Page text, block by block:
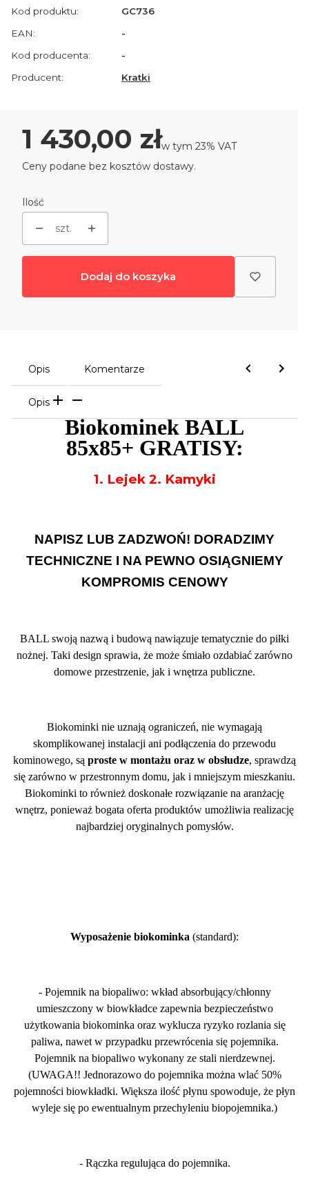
Kod produktu:
GC736
EAN:
-
Kod producenta:
-
Producent:
Kratki
Cena
1 430,00 złw tym 23% VAT
w tym 23% VAT
Ceny podane bez kosztów dostawy.
Ilość
szt.
Dodaj do koszyka
Opis Komentarze
Opis
Biokominek BALL
85x85+ GRATISY:
1. Lejek 2. Kamyki
NAPISZ LUB ZADZWOŃ! DORADZIMY
TECHNICZNE I NA PEWNO OSIĄGNIEMY
KOMPROMIS CENOWY
BALL swoją nazwą i budową nawiązuje tematycznie do piłki
nożnej. Taki design sprawia, że może śmiało ozdabiać zarówno
domowe przestrzenie, jak i wnętrza publiczne.
Biokominki nie uznają ograniczeń, nie wymagają
skomplikowanej instalacji ani podłączenia do przewodu
kominowego, są proste w montażu oraz w obsłudze, sprawdzą
się zarówno w przestronnym domu, jak i mniejszym mieszkaniu.
Biokominki to również doskonałe rozwiązanie na aranżację
wnętrz, ponieważ bogata oferta produktów umożliwia realizację
najbardziej oryginalnych pomysłów.
Wyposażenie biokominka (standard):
- Pojemnik na biopaliwo: wkład absorbujący/chłonny
umieszczony w biowkładce zapewnia bezpieczeństwo
użytkowania biokominka oraz wyklucza ryzyko rozlania się
paliwa, nawet w przypadku przewrócenia się pojemnika.
Pojemnik na biopaliwo wykonany ze stali nierdzewnej.
(UWAGA!! Jednorazowo do pojemnika można wlać 50%
pojemności biowkładki. Większa ilość płynu spowoduje, że płyn
wyleje się po ewentualnym przechyleniu biopojemnika.)
- Rączka regulująca do pojemnika.